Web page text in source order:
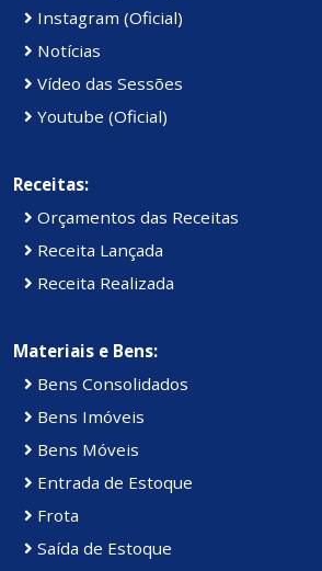
Instagram (Oficial)
Notícias
Vídeo das Sessões
Youtube (Oficial)
Receitas:
Orçamentos das Receitas
Receita Lançada
Receita Realizada
Materiais e Bens:
Bens Consolidados
Bens Imóveis
Bens Móveis
Entrada de Estoque
Frota
Saída de Estoque